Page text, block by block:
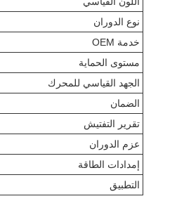
نوع الدوران
خدمة OEM
مستوى الحماية
الجهد القياسي للمحرك
الضمان
تقرير التفتيش
عزم الدوران
إمدادات الطاقة
التطبيق